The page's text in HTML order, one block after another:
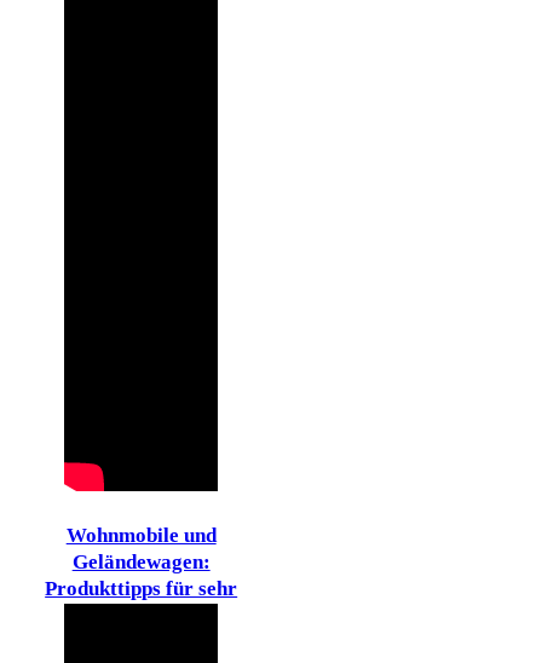
Wohnmobile und
Geländewagen:
Produkttipps für sehr